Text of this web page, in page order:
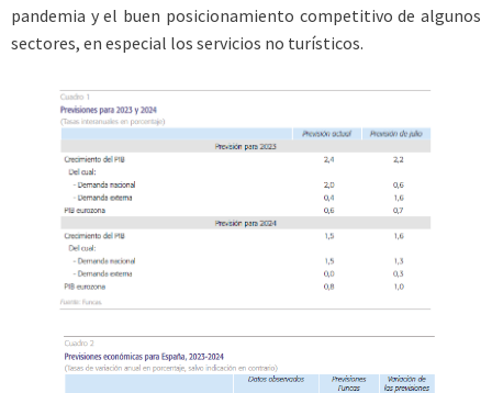
pandemia y el buen posicionamiento competitivo de algunos
sectores, en especial los servicios no turísticos.